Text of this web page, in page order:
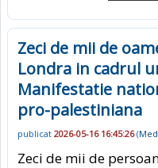
Zeci de mii de
Londra in cadrul
Manifestatie
pro-palestiniana
publicat 2026-05-16 16:45:26(
Zeci de mii de